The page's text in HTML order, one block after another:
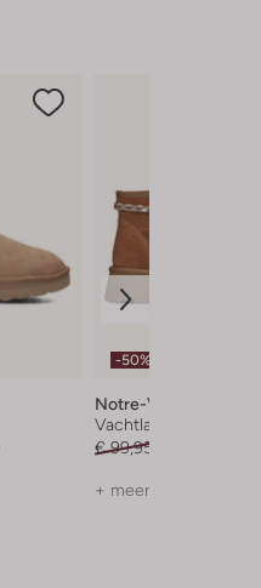
-50%
Notre-V
Vachtlaarzen
€ 99,95
+ meer kleuren